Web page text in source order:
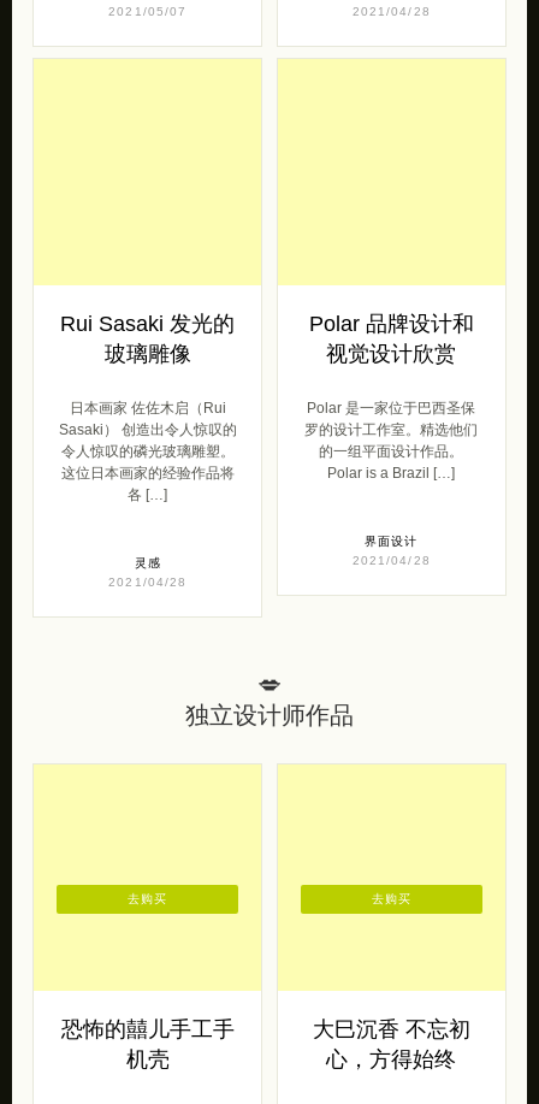
2021/05/07 2021/04/28
Rui Sasaki 发光的
玻璃雕像
日本画家 佐佐木启（Rui
Sasaki） 创造出令人惊叹的
令人惊叹的磷光玻璃雕塑。
这位日本画家的经验作品将
各 […]
灵感
2021/04/28
Polar 品牌设计和
视觉设计欣赏
Polar 是一家位于巴西圣保
罗的设计工作室。精选他们
的一组平面设计作品。
Polar is a Brazil […]
界面设计
2021/04/28
💋
独立设计师作品
恐怖的囍儿手工手
机壳
去购买
大巳沉香 不忘初
心，方得始终
去购买